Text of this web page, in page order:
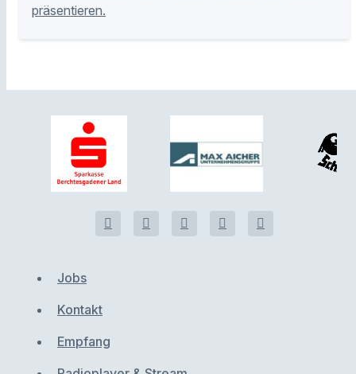
präsentieren.
Jobs
Kontakt
Empfang